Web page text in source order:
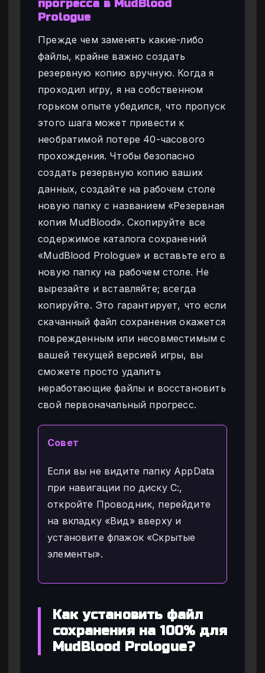
прогресса в MudBlood
Prologue
Прежде чем заменять какие-либо
файлы, крайне важно создать
резервную копию вручную. Когда я
проходил игру, я на собственном
горьком опыте убедился, что пропуск
этого шага может привести к
необратимой потере 40-часового
прохождения. Чтобы безопасно
создать резервную копию ваших
данных, создайте на рабочем столе
новую папку с названием «Резервная
копия MudBlood». Скопируйте все
содержимое каталога сохранений
«MudBlood Prologue» и вставьте его в
новую папку на рабочем столе. Не
вырезайте и вставляйте; всегда
копируйте. Это гарантирует, что если
скачанный файл сохранения окажется
поврежденным или несовместимым с
вашей текущей версией игры, вы
сможете просто удалить
неработающие файлы и восстановить
свой первоначальный прогресс.
Совет
Если вы не видите папку AppData
при навигации по диску C:,
откройте Проводник, перейдите
на вкладку «Вид» вверху и
установите флажок «Скрытые
элементы».
Как установить файл
сохранения на 100% для
MudBlood Prologue?